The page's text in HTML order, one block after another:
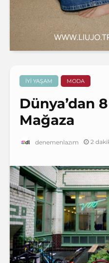
İYI YAŞAM MODA
Dünya’dan
Mağaza
denemenlazım 2